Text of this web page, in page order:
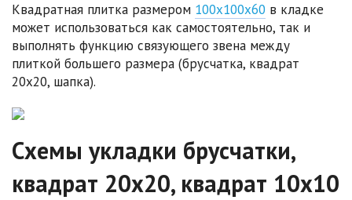
Квадратная плитка размером 100х100х60 в кладке
может использоваться как самостоятельно, так и
выполнять функцию связующего звена между
плиткой большего размера (брусчатка, квадрат
20х20, шапка).
Схемы укладки брусчатки,
квадрат 20х20, квадрат 10х10